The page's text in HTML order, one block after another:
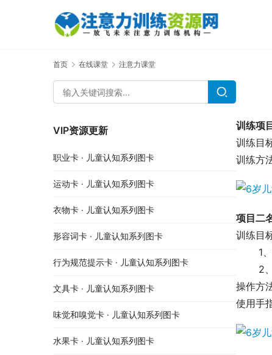
首页 在线课堂 注意力课堂
训练项
训练目
训练方
项目二
训练目
1、
2、
操作方
使用手
VIP资源更新
职业卡 · 儿童认知系列图卡
运动卡 · 儿童认知系列图卡
衣物卡 · 儿童认知系列图卡
形容词卡 · 儿童认知系列图卡
行为规范提示卡 · 儿童认知系列图卡
文具卡 · 儿童认知系列图卡
味觉和嗅觉卡 · 儿童认知系列图卡
水果卡 · 儿童认知系列图卡